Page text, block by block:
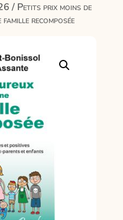
/ Petits prix moins de
recomposée